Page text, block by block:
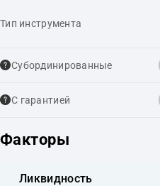
Тип инструмента
Cубординированные
С гарантией
Факторы
Ликвидность